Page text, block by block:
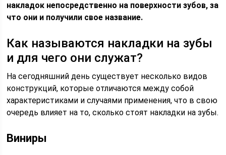
накладок непосредственно на поверхности зубов, за
что они и получили свое название.
Как называются накладки на зубы
и для чего они служат?
На сегодняшний день существует несколько видов
конструкций, которые отличаются между собой
характеристиками и случаями применения, что в свою
очередь влияет на то, сколько стоят накладки на зубы.
Виниры